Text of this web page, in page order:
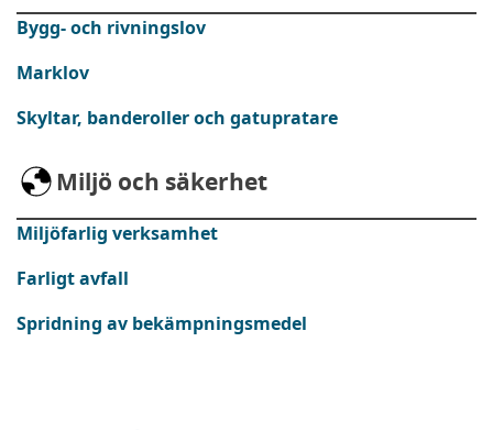
Bygg- och rivningslov
Marklov
Skyltar, banderoller och gatupratare
Miljö och säkerhet
Miljöfarlig verksamhet
Farligt avfall
Spridning av bekämpningsmedel